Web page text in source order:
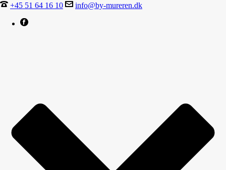
+45 51 64 16 10 info@by-mureren.dk